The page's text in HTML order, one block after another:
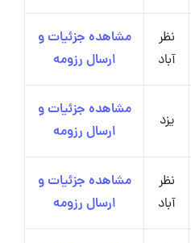
نظر
آباد
مشاهده جزئیات و
ارسال رزومه
یزد
مشاهده جزئیات و
ارسال رزومه
نظر
آباد
مشاهده جزئیات و
ارسال رزومه